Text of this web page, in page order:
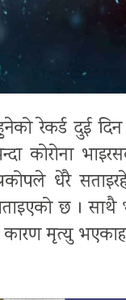
रेकर्ड दुई
कोरोना
धेरै
छ । साथै
कारण मृत्यु